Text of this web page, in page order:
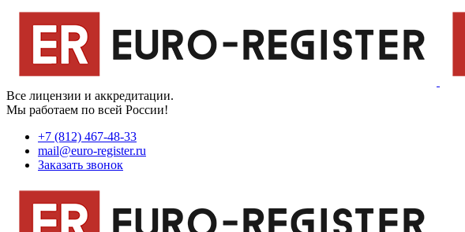
Все лицензии и аккредитации.
Мы работаем по всей России!
+7 (812) 467-48-33
mail@euro-register.ru
Заказать звонок